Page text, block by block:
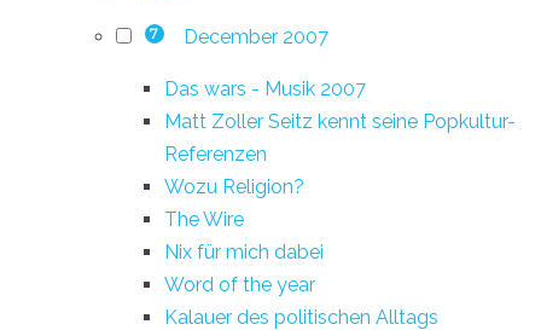
7 December 2007
Das wars - Musik 2007
Matt Zoller Seitz kennt seine Popkultur-
Referenzen
Wozu Religion?
The Wire
Nix für mich dabei
Word of the year
Kalauer des politischen Alltags